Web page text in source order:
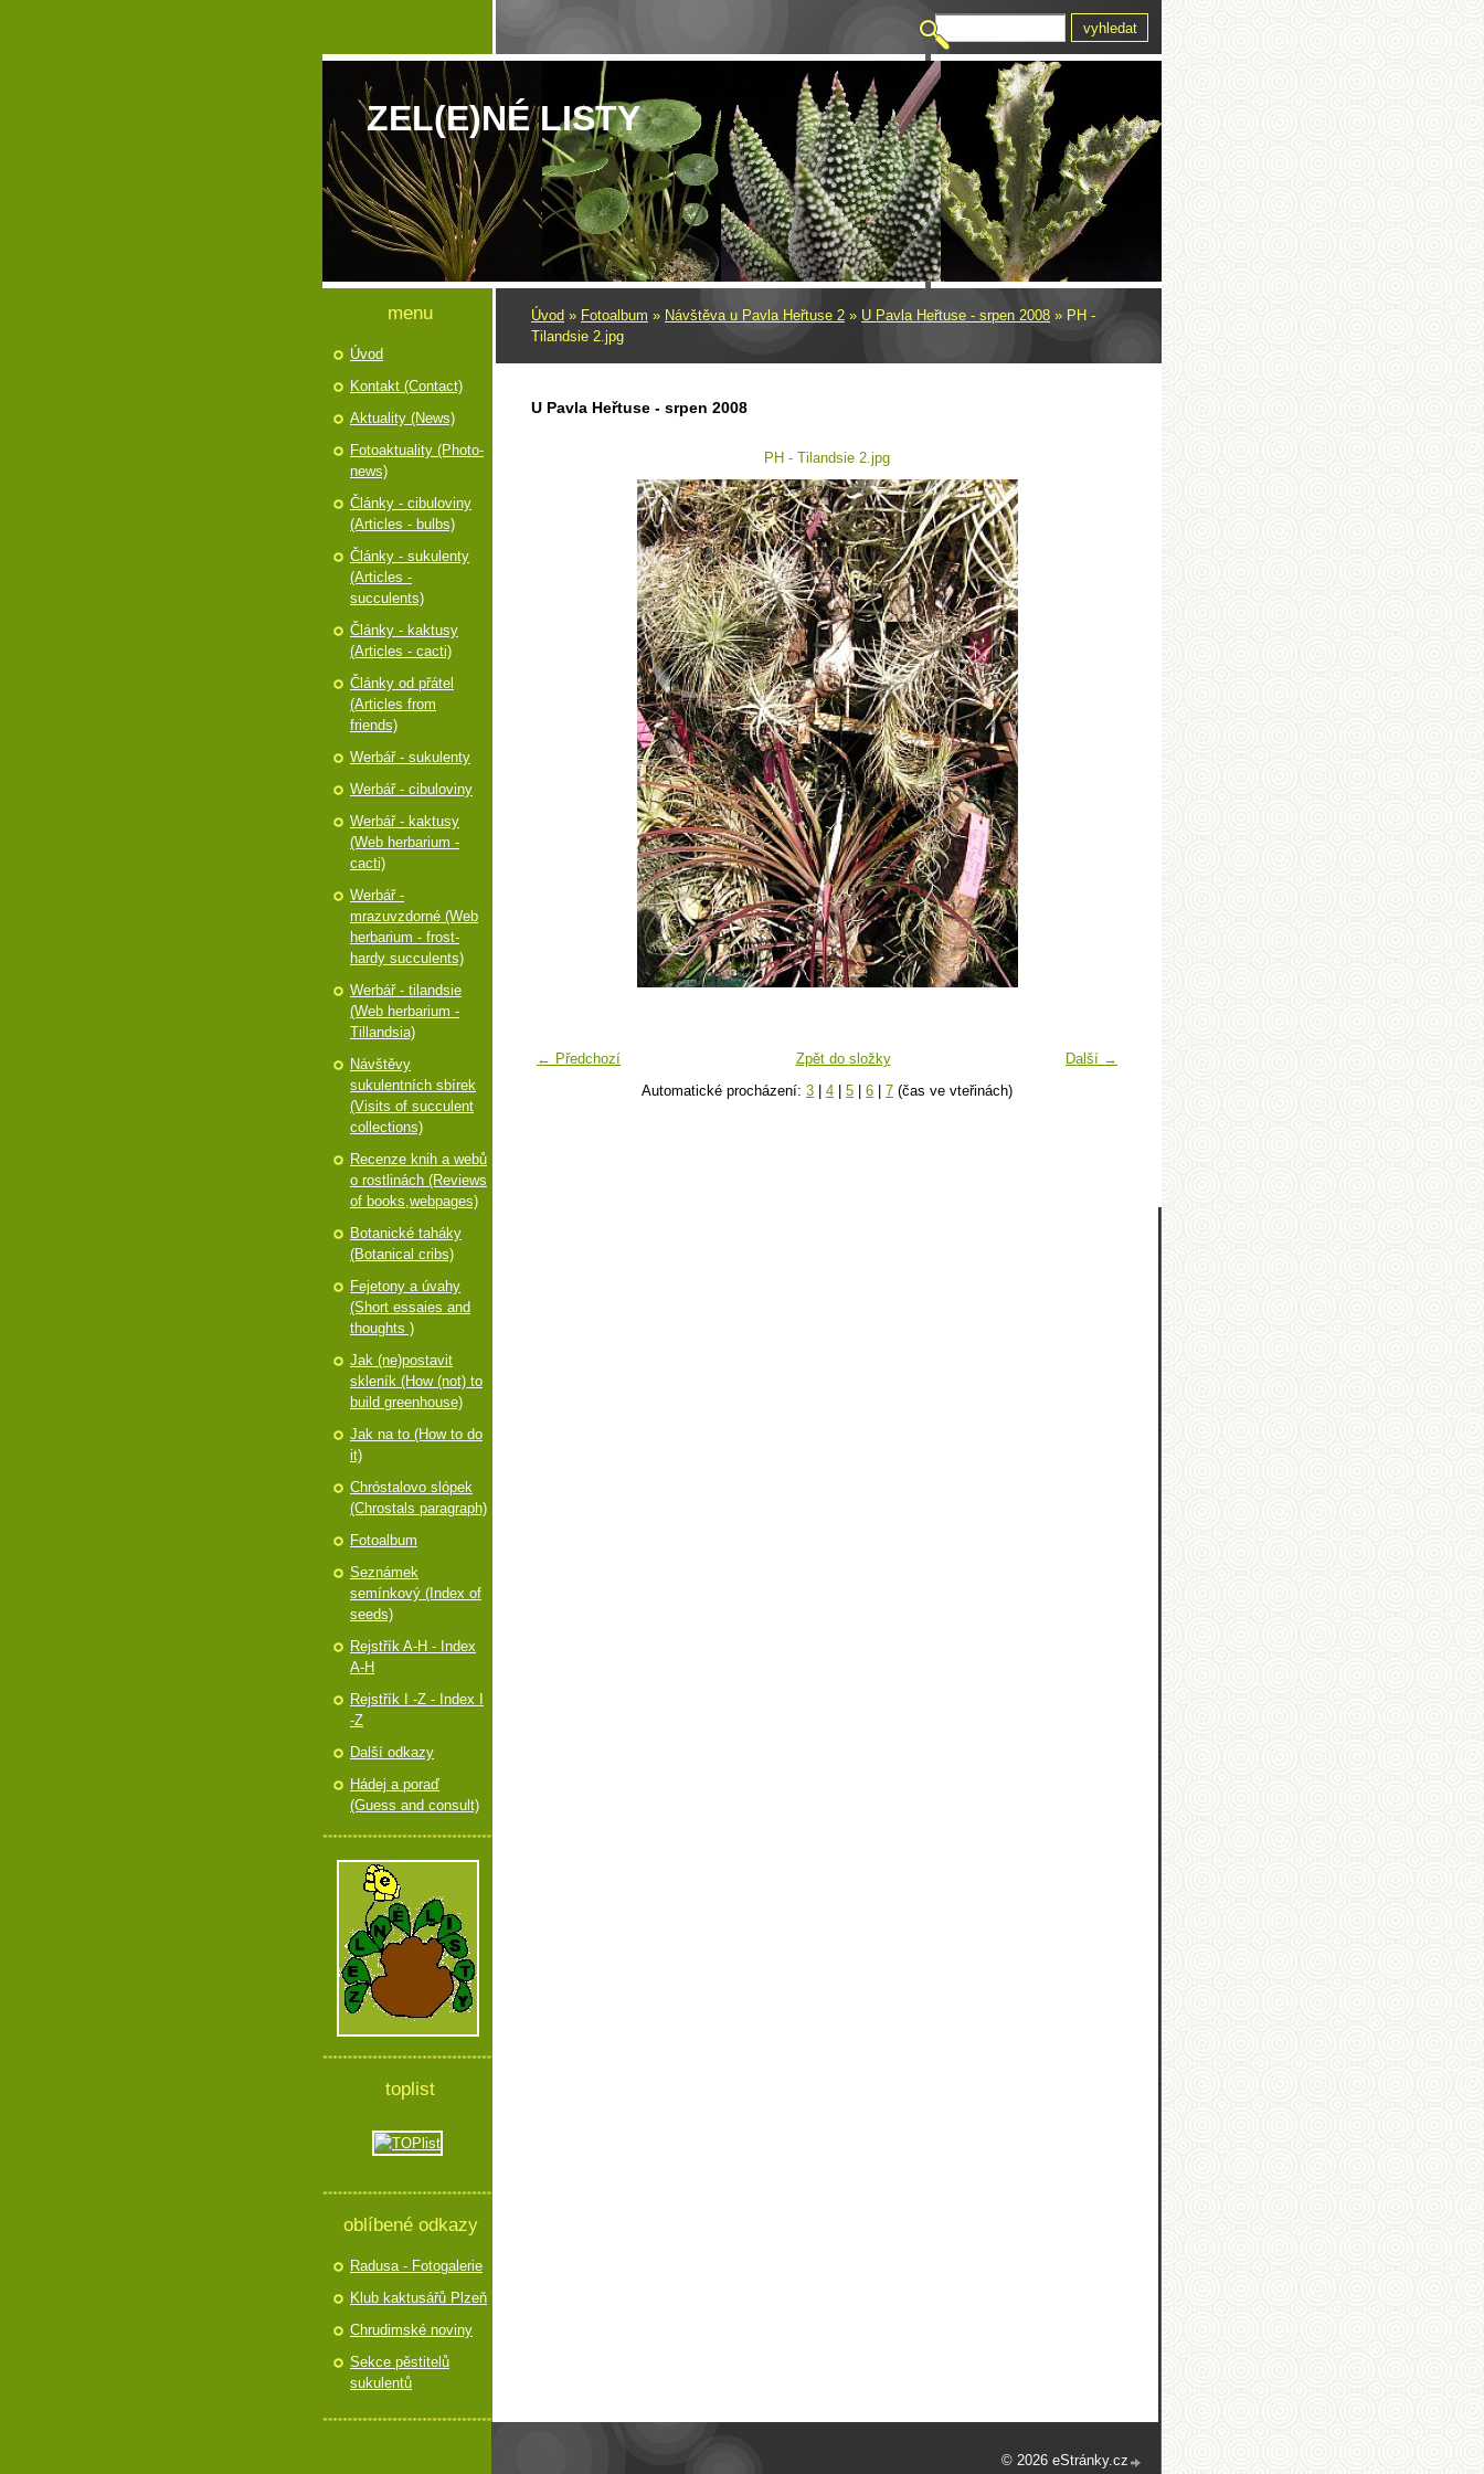
ZEL(E)NÉ LISTY
Úvod » Fotoalbum » Návštěva u Pavla Heřtuse 2 » U Pavla Heřtuse - srpen 2008 » PH -
Tilandsie 2.jpg
U Pavla Heřtuse - srpen 2008
PH - Tilandsie 2.jpg
← Předchozí Další →
Zpět do složky
Automatické procházení: 3 4 5 6 7 (čas ve vteřinách)
menu
Úvod
Kontakt (Contact)
Aktuality (News)
Fotoaktuality (Photo-
news)
Články - cibuloviny
(Articles - bulbs)
Články - sukulenty
(Articles -
succulents)
Články - kaktusy
(Articles - cacti)
Články od přátel
(Articles from
friends)
Werbář - sukulenty
Werbář - cibuloviny
Werbář - kaktusy
(Web herbarium -
cacti)
Werbář -
mrazuvzdorné (Web
herbarium - frost-
hardy succulents)
Werbář - tilandsie
(Web herbarium -
Tillandsia)
Návštěvy
sukulentních sbírek
(Visits of succulent
collections)
Recenze knih a webů
o rostlinách (Reviews
of books,webpages)
Botanické taháky
(Botanical cribs)
Fejetony a úvahy
(Short essaies and
thoughts )
Jak (ne)postavit
skleník (How (not) to
build greenhouse)
Jak na to (How to do
it)
Chróstalovo slópek
(Chrostals paragraph)
Fotoalbum
Seznámek
semínkový (Index of
seeds)
Rejstřík A-H - Index
A-H
Rejstřík I -Z - Index I
-Z
Další odkazy
Hádej a poraď
(Guess and consult)
toplist
oblíbené odkazy
Radusa - Fotogalerie
Klub kaktusářů Plzeň
Chrudimské noviny
Sekce pěstitelů
sukulentů
© 2026 eStránky.cz